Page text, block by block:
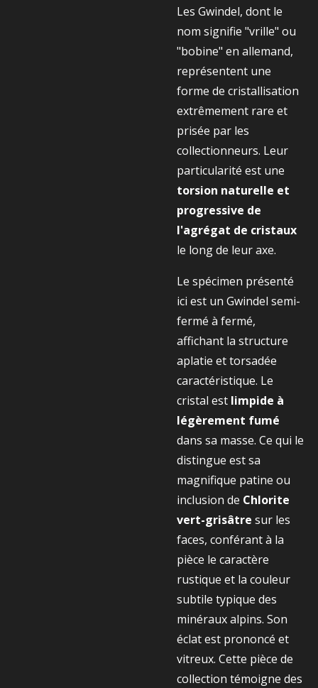
Les Gwindel, dont le
nom signifie "vrille" ou
"bobine" en allemand,
représentent une
forme de cristallisation
extrêmement rare et
prisée par les
collectionneurs. Leur
particularité est une
torsion naturelle et
progressive de
l'agrégat de cristaux
le long de leur axe.
Le spécimen présenté
ici est un Gwindel semi-
fermé à fermé,
affichant la structure
aplatie et torsadée
caractéristique. Le
cristal est limpide à
légèrement fumé
dans sa masse. Ce qui le
distingue est sa
magnifique patine ou
inclusion de Chlorite
vert-grisâtre sur les
faces, conférant à la
pièce le caractère
rustique et la couleur
subtile typique des
minéraux alpins. Son
éclat est prononcé et
vitreux. Cette pièce de
collection témoigne des